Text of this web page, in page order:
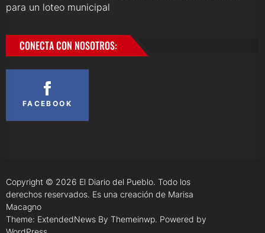
para un loteo municipal
CONECTA CON NOSOTROS:
FACEBOOK
Copyright © 2026 El Diario del Pueblo. Todo los
derechos reservados. Es una creación de Marisa
Macagno
Theme: ExtendedNews By Themeinwp. Powered by